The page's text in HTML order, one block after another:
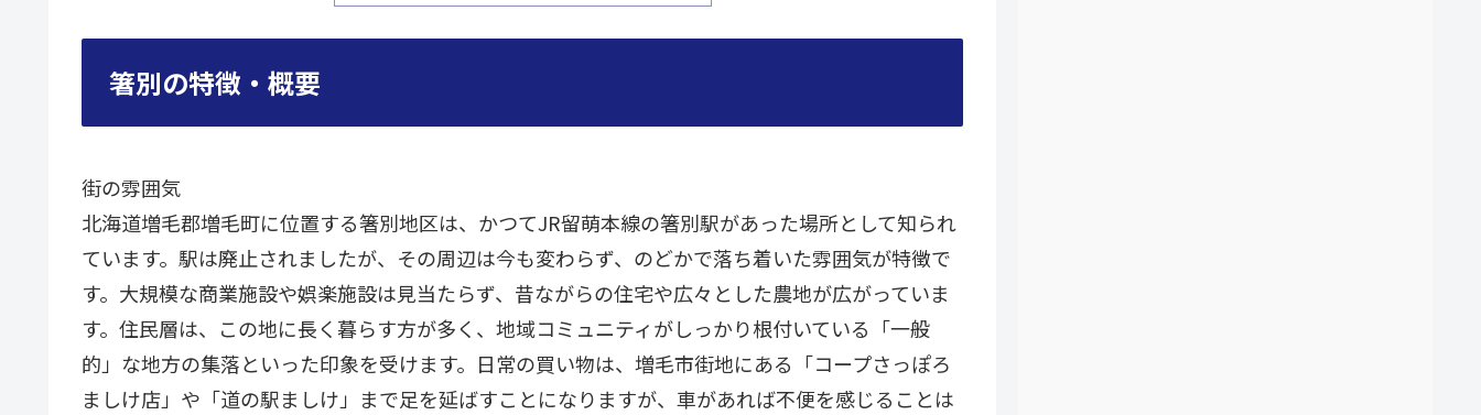
箸別の特徴・概要
街の雰囲気
北海道増毛郡増毛町に位置する箸別地区は、かつてJR留萌本線の箸別駅があった場所として知られ
ています。駅は廃止されましたが、その周辺は今も変わらず、のどかで落ち着いた雰囲気が特徴で
す。大規模な商業施設や娯楽施設は見当たらず、昔ながらの住宅や広々とした農地が広がっていま
す。住民層は、この地に長く暮らす方が多く、地域コミュニティがしっかり根付いている「一般
的」な地方の集落といった印象を受けます。日常の買い物は、増毛市街地にある「コープさっぽろ
ましけ店」や「道の駅ましけ」まで足を延ばすことになりますが、車があれば不便を感じることは